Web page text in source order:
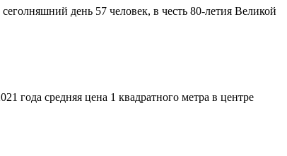
день 57 человек, в честь 80-летия Великой
года средняя цена 1 квадратного метра в центре